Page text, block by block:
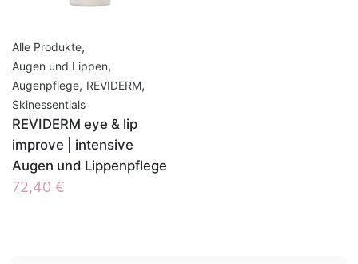
Alle Produkte,
Augen und Lippen,
Augenpflege, REVIDERM,
Skinessentials
REVIDERM eye & lip
improve | intensive
Augen und Lippenpflege
72,40 €